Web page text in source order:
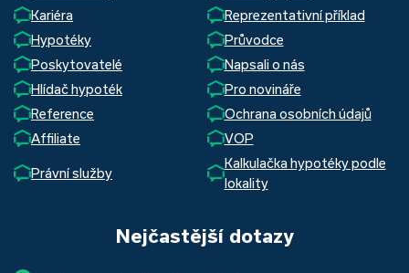
Kariéra
Reprezentativní příklad
Hypotéky
Průvodce
Poskytovatelé
Napsali o nás
Hlídač hypoték
Pro novináře
Reference
Ochrana osobních údajů
Affiliate
VOP
Právní služby
Kalkulačka hypotéky podle
lokality
Nejčastější dotazy